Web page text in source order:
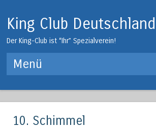
King Club Deutschland
Der King-Club ist “Ihr” Spezialverein!
Menü
10. Schimmel